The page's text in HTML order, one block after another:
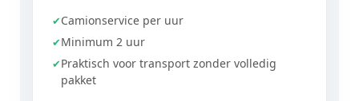
Camionservice per uur
Minimum 2 uur
Praktisch voor transport zonder volledig
pakket